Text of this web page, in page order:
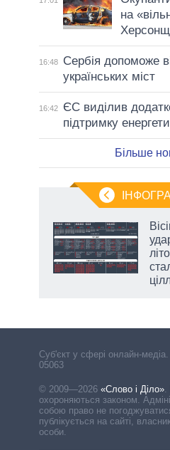
на
16:48
Сербія допоможе
українських міст
16:42
ЄС виділив
підтримку
Більше
Cуб'єкт у сфері онлайн-медіа.
05063
© 2009—2026 «Слово і Діло».
охороняються законом.
собою право не
публікується на сайті,
особи.